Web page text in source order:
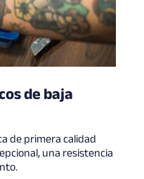
de baja
de primera calidad
una resistencia